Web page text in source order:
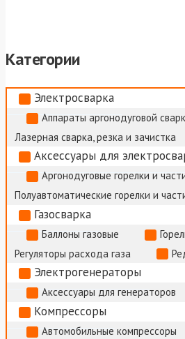
Категории
Электросварка
Аппараты аргонодуговой
Лазерная сварка, резка и зачистка
Аксессуары для
Аргонодуговые горелки и
Полуавтоматические горелки и
Газосварка
Баллоны газовые
Регуляторы расхода газа
Электрогенераторы
Аксессуары для генераторов
Компрессоры
Автомобильные компрессоры